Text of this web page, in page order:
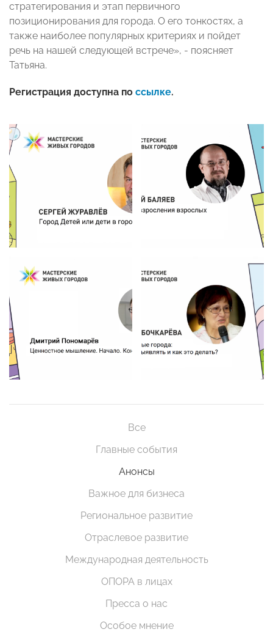
стратегирования и этап первичного
позиционирования для города. О его тонкостях, а
также наиболее популярных критериях и пойдет
речь на нашей следующей встрече», - поясняет
Татьяна.
Регистрация доступна по ссылке.
Все
Главные события
Анонсы
Важное для бизнеса
Региональное развитие
Отраслевое развитие
Международная деятельность
ОПОРА в лицах
Пресса о нас
Особое мнение